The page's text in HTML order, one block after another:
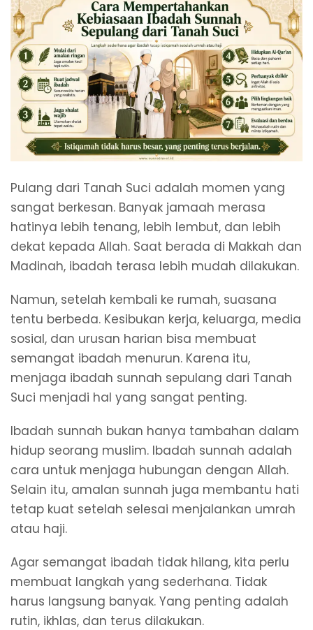
Pulang dari Tanah Suci adalah momen yang
sangat berkesan. Banyak jamaah merasa
hatinya lebih tenang, lebih lembut, dan lebih
dekat kepada Allah. Saat berada di Makkah dan
Madinah, ibadah terasa lebih mudah dilakukan.
Namun, setelah kembali ke rumah, suasana
tentu berbeda. Kesibukan kerja, keluarga, media
sosial, dan urusan harian bisa membuat
semangat ibadah menurun. Karena itu,
menjaga ibadah sunnah sepulang dari Tanah
Suci menjadi hal yang sangat penting.
Ibadah sunnah bukan hanya tambahan dalam
hidup seorang muslim. Ibadah sunnah adalah
cara untuk menjaga hubungan dengan Allah.
Selain itu, amalan sunnah juga membantu hati
tetap kuat setelah selesai menjalankan umrah
atau haji.
Agar semangat ibadah tidak hilang, kita perlu
membuat langkah yang sederhana. Tidak
harus langsung banyak. Yang penting adalah
rutin, ikhlas, dan terus dilakukan.